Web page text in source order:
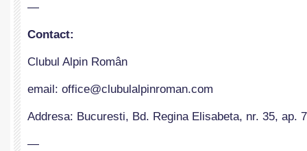
—
Contact:
Clubul Alpin Român
email: office@clubulalpinroman.com
Addresa: Bucuresti, Bd. Regina Elisabeta, nr. 35, ap.
—